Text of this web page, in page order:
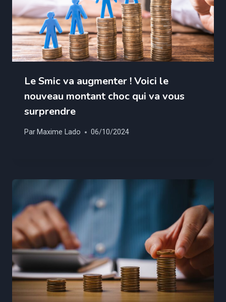
Le Smic va augmenter ! Voici le
nouveau montant choc qui va vous
surprendre
Par Maxime Lado 06/10/2024